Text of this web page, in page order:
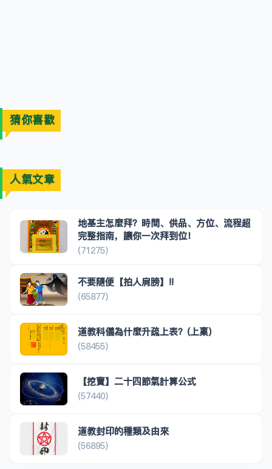
猜你喜歡
人氣文章
地基主怎麼拜？時間、供品、方位、流程超
完整指南，讓你一次拜到位！
(71275)
不要隨便【拍人肩膀】!!
(65877)
道教科儀為什麼升疏上表？(上稟)
(58455)
【挖寶】二十四節氣計算公式
(57440)
道教封印的種類及由來
(56895)